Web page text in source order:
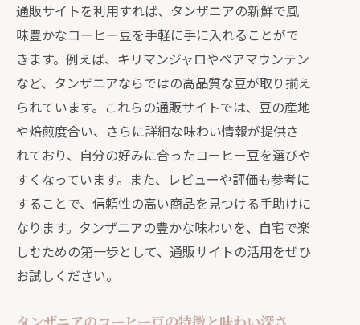
通販サイトを利用すれば、タンザニアの新鮮で風
味豊かなコーヒー豆を手軽に手に入れることがで
きます。例えば、キリマンジャロやペアマウンテン
など、タンザニアならではの高品質な豆が取り揃え
られています。これらの通販サイトでは、豆の産地
や焙煎度合い、さらに詳細な味わい情報が提供さ
れており、自分の好みに合ったコーヒー豆を選びや
すくなっています。また、レビューや評価も参考に
することで、信頼性の高い商品を見つける手助けに
なります。タンザニアの豊かな味わいを、自宅で楽
しむための第一歩として、通販サイトの活用をぜひ
お試しください。